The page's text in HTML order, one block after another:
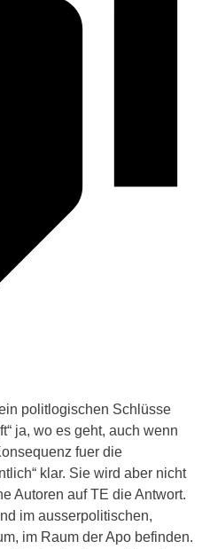
politlogischen Schlüsse
ja, wo es geht, auch wenn
fuer die
klar. Sie wird aber nicht
Autoren auf TE die Antwort.
im ausserpolitischen,
im Raum der Apo befinden.